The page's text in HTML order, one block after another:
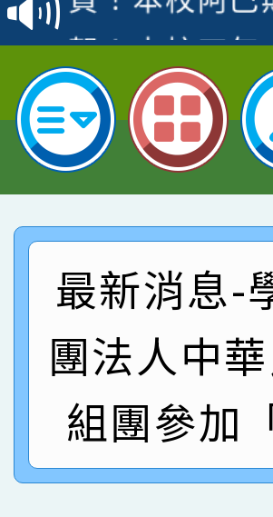
名
倩參加桃園
名 指導老師
賀！本校四
園市英語競賽
指導老師林老
賀！本校參加
賽 劉文瑛教
臺灣台語-第
賀！本校參
市賽榮獲科學
創客第三名。
賀！本校參加
賽 洪綺君教
名
賀！本校阿
倩參加桃園
名 指導老師
賀！本校四年
園市英語競賽
指導老師林老
賀！本校參加
賽 劉文瑛教
臺灣台語-第
賀！本校參
最新消息-
團法人中
組團參加